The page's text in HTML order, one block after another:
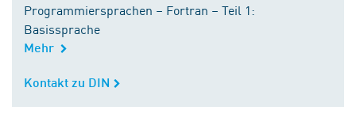
Programmiersprachen – Fortran – Teil 1:
Basissprache
Mehr
Kontakt zu DIN
Kontakt zu DIN